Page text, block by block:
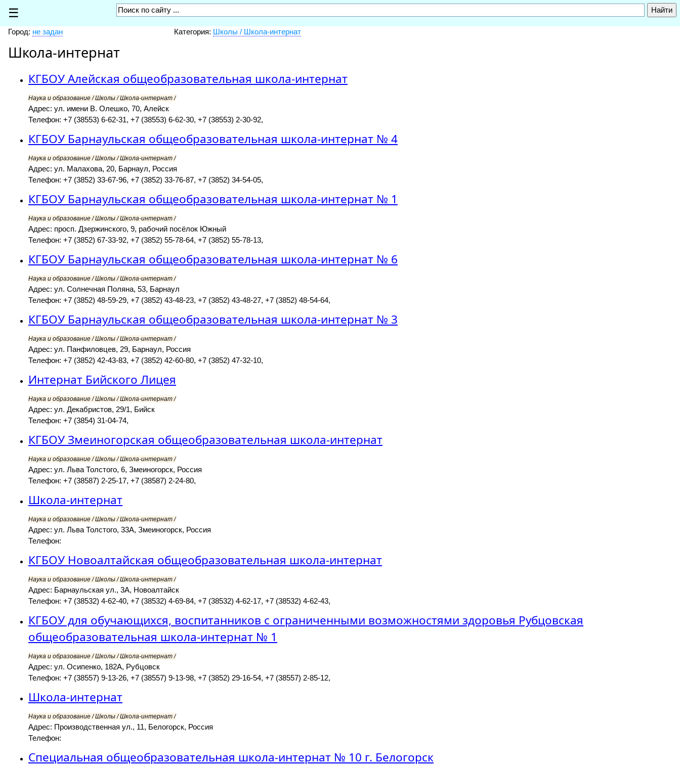
☰
Город: не задан Категория: Школы / Школа-интернат
Школа-интернат
КГБОУ Алейская общеобразовательная школа-интернат
Наука и образование / Школы / Школа-интернат /
Адрес: ул. имени В. Олешко, 70, Алейск
Телефон: +7 (38553) 6-62-31, +7 (38553) 6-62-30, +7 (38553) 2-30-92,
КГБОУ Барнаульская общеобразовательная школа-интернат № 4
Наука и образование / Школы / Школа-интернат /
Адрес: ул. Малахова, 20, Барнаул, Россия
Телефон: +7 (3852) 33-67-96, +7 (3852) 33-76-87, +7 (3852) 34-54-05,
КГБОУ Барнаульская общеобразовательная школа-интернат № 1
Наука и образование / Школы / Школа-интернат /
Адрес: просп. Дзержинского, 9, рабочий посёлок Южный
Телефон: +7 (3852) 67-33-92, +7 (3852) 55-78-64, +7 (3852) 55-78-13,
КГБОУ Барнаульская общеобразовательная школа-интернат № 6
Наука и образование / Школы / Школа-интернат /
Адрес: ул. Солнечная Поляна, 53, Барнаул
Телефон: +7 (3852) 48-59-29, +7 (3852) 43-48-23, +7 (3852) 43-48-27, +7 (3852) 48-54-64,
КГБОУ Барнаульская общеобразовательная школа-интернат № 3
Наука и образование / Школы / Школа-интернат /
Адрес: ул. Панфиловцев, 29, Барнаул, Россия
Телефон: +7 (3852) 42-43-83, +7 (3852) 42-60-80, +7 (3852) 47-32-10,
Интернат Бийского Лицея
Наука и образование / Школы / Школа-интернат /
Адрес: ул. Декабристов, 29/1, Бийск
Телефон: +7 (3854) 31-04-74,
КГБОУ Змеиногорская общеобразовательная школа-интернат
Наука и образование / Школы / Школа-интернат /
Адрес: ул. Льва Толстого, 6, Змеиногорск, Россия
Телефон: +7 (38587) 2-25-17, +7 (38587) 2-24-80,
Школа-интернат
Наука и образование / Школы / Школа-интернат /
Адрес: ул. Льва Толстого, 33А, Змеиногорск, Россия
Телефон:
КГБОУ Новоалтайская общеобразовательная школа-интернат
Наука и образование / Школы / Школа-интернат /
Адрес: Барнаульская ул., 3А, Новоалтайск
Телефон: +7 (38532) 4-62-40, +7 (38532) 4-69-84, +7 (38532) 4-62-17, +7 (38532) 4-62-43,
КГБОУ для обучающихся, воспитанников с ограниченными возможностями здоровья Рубцовская
общеобразовательная школа-интернат № 1
Наука и образование / Школы / Школа-интернат /
Адрес: ул. Осипенко, 182А, Рубцовск
Телефон: +7 (38557) 9-13-26, +7 (38557) 9-13-98, +7 (3852) 29-16-54, +7 (38557) 2-85-12,
Школа-интернат
Наука и образование / Школы / Школа-интернат /
Адрес: Производственная ул., 11, Белогорск, Россия
Телефон:
Специальная общеобразовательная школа-интернат № 10 г. Белогорск